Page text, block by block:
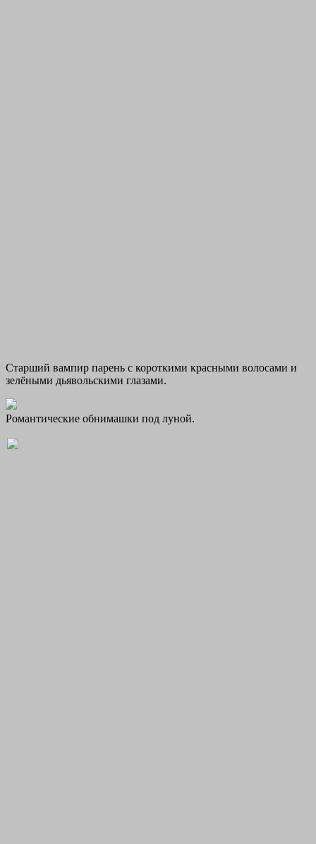
Старший вампир парень с короткими красными волосами и
зелёными дьявольскими глазами.
Романтические обнимашки под луной.